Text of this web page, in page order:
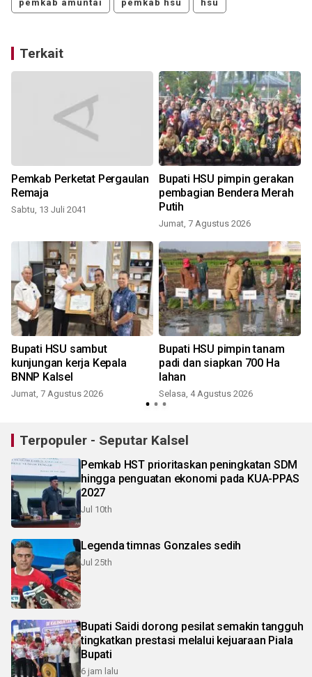
pemkab amuntai pemkab hsu hsu
Terkait
Pemkab Perketat Pergaulan
Remaja
Sabtu, 13 Juli 2041
Bupati HSU pimpin gerakan
pembagian Bendera Merah
Putih
Jumat, 7 Agustus 2026
Bupati HSU sambut
kunjungan kerja Kepala
BNNP Kalsel
Jumat, 7 Agustus 2026
Bupati HSU pimpin tanam
padi dan siapkan 700 Ha
lahan
Selasa, 4 Agustus 2026
Terpopuler - Seputar Kalsel
Pemkab HST prioritaskan peningkatan SDM
hingga penguatan ekonomi pada KUA-PPAS
2027
Jul 10th
Legenda timnas Gonzales sedih
Jul 25th
Bupati Saidi dorong pesilat semakin tangguh
tingkatkan prestasi melalui kejuaraan Piala
Bupati
6 jam lalu